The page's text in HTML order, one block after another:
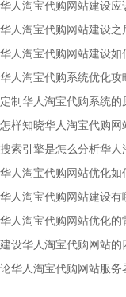
华人淘宝代购网站建设应
华人淘宝代购网站建设之
华人淘宝代购网站建设如
华人淘宝代购系统优化攻
定制华人淘宝代购系统的
怎样知晓华人淘宝代购网
搜索引擎是怎么分析华人
华人淘宝代购网站优化如
华人淘宝代购网站建设有
华人淘宝代购网站优化的
建设华人淘宝代购网站的
论华人淘宝代购网站服务